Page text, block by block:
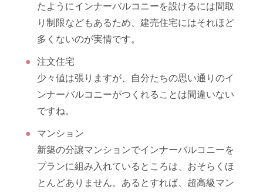
たようにインナーバルコニーを設けるには間取
り制限などもあるため、建売住宅にはそれほど
多くないのが実情です。
注文住宅
少々値は張りますが、自分たちの思い通りのイ
ンナーバルコニーがつくれることは間違いない
ですね。
マンション
新築の分譲マンションでインナーバルコニーを
プランに組み入れているところは、おそらくほ
とんどありません。あるとすれば、超高級マン